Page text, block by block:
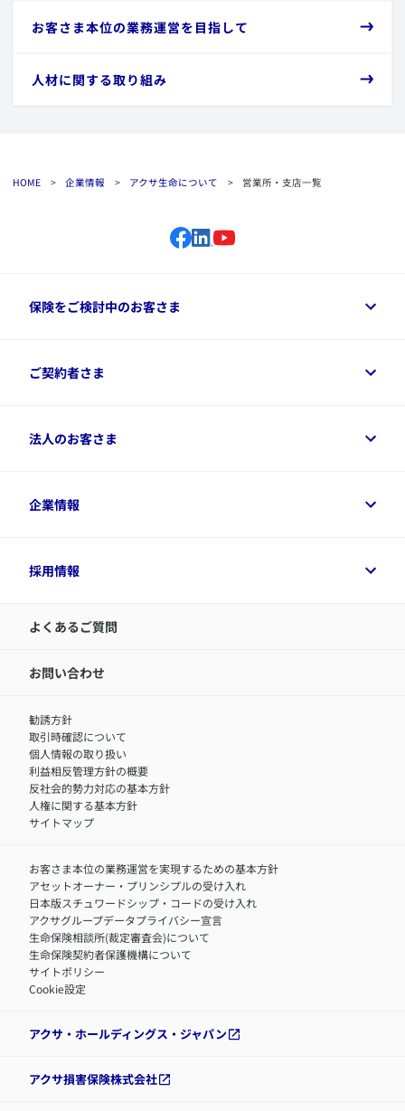
​お客さま本位の業務運営を目指して
​人材に関する取り組み
HOME > 企業情報 > アクサ生命について > 営業所・支店一覧
保険をご検討中のお客さま
保険をご検討中のお客さまトップ
資料請求
変額保険各種情報
ご契約者さま
ご契約者さまトップ
デジタル約款
令和8年（2026年）分の生命保険料控除証明書について
アクサのネット完結保険（旧アクサダイレクト生命）
法人のお客さま
法人のお客さまトップ
経営者サポートサービス
企業情報
企業情報トップ
アクサ生命が選ばれる理由
IR情報
サステナビリティの取り組み
​お客さまを金融犯罪からお守りするために
アクサグループについて
採用情報
採用情報トップ
中途採用：内勤正社員
職）
中途採用：フィナンシャルプラン・アドバイザー（営業職）
障害者採用
よくあるご質問
お問い合わせ
勧誘方針
取引時確認について
個人情報の取り扱い
利益相反管理方針の概要
反社会的勢力対応の基本方針
人権に関する基本方針
サイトマップ
お客さま本位の業務運営を実現するための基本方針
アセットオーナー・プリンシプルの受け入れ
日本版スチュワードシップ・コードの受け入れ
アクサグループデータプライバシー宣言
生命保険相談所(裁定審査会)について
生命保険契約者保護機構について
サイトポリシー
Cookie設定
アクサ・ホールディングス・ジャパン
アクサ損害保険株式会社